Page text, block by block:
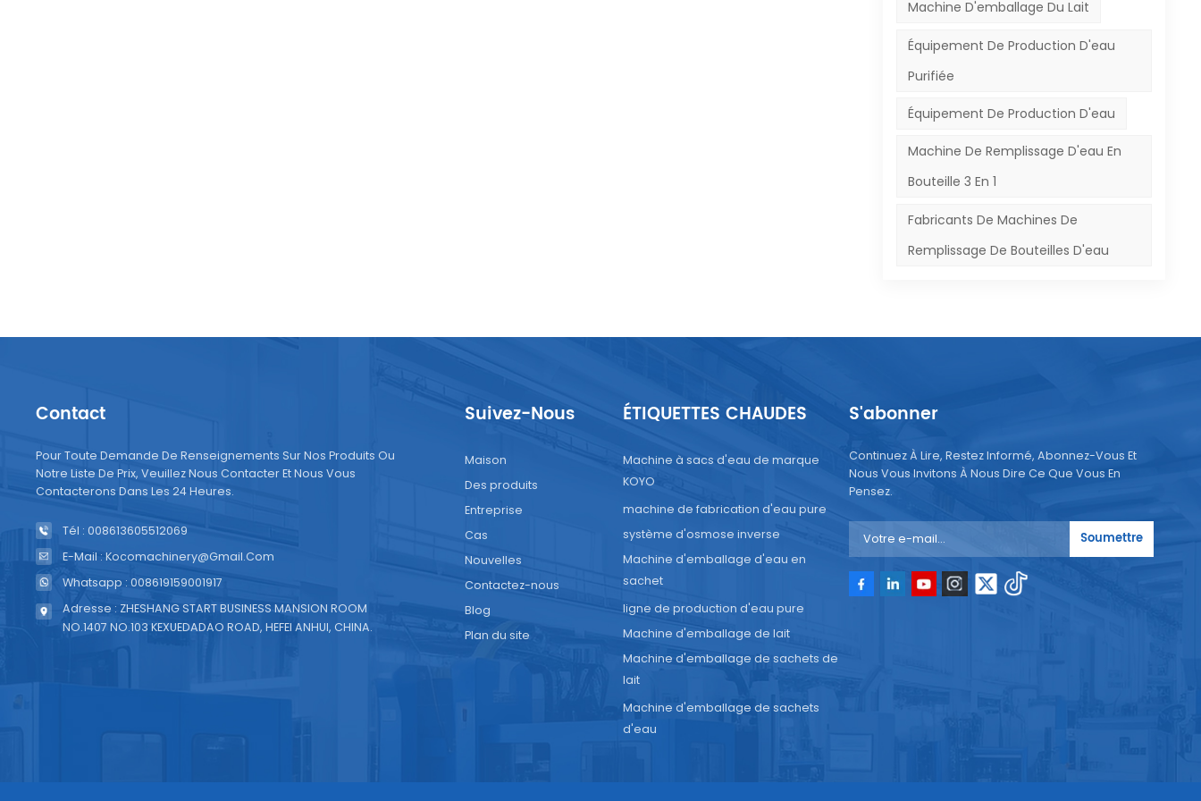
Machine D'emballage Du Lait
Équipement De Production D'eau
Purifiée
Équipement De Production D'eau
Machine De Remplissage D'eau En
Bouteille 3 En 1
Fabricants De Machines De
Remplissage De Bouteilles D'eau
Contact
Pour Toute Demande De Renseignements Sur Nos Produits Ou
Notre Liste De Prix, Veuillez Nous Contacter Et Nous Vous
Contacterons Dans Les 24 Heures.
Tél : 008613605512069
E-Mail : Kocomachinery@gmail.com
Whatsapp : 008619159001917
Adresse : ZHESHANG START BUSINESS MANSION ROOM
NO.1407 NO.103 KEXUEDADAO ROAD, HEFEI ANHUI, CHINA.
Suivez-Nous
Maison
Des produits
Entreprise
Cas
Nouvelles
Contactez-nous
Blog
Plan du site
ÉTIQUETTES CHAUDES
Machine à sacs d'eau de marque
KOYO
machine de fabrication d'eau pure
système d'osmose inverse
Machine d'emballage d'eau en
sachet
ligne de production d'eau pure
Machine d'emballage de lait
Machine d'emballage de sachets de
lait
Machine d'emballage de sachets
d'eau
S'abonner
Continuez À Lire, Restez Informé, Abonnez-Vous Et
Nous Vous Invitons À Nous Dire Ce Que Vous En
Pensez.
Soumettre